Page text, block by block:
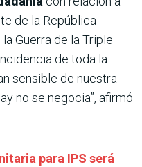
de la República
Guerra de la Triple
de toda la
sensible de nuestra
no se negocia”, afirmó
para IPS será